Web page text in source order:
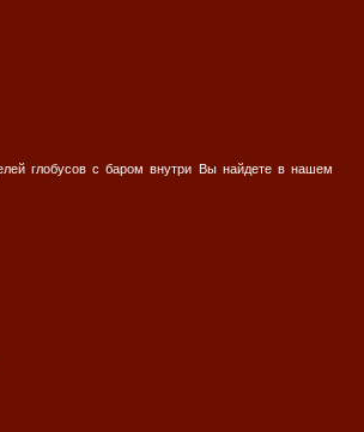
глобусов с баром внутри Вы найдете в нашем